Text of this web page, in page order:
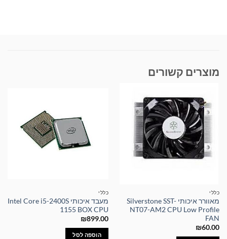
מוצרים קשורים
כללי
מאוורר איכותי Silverstone SST-
NT07-AM2 CPU Low Profile
FAN
₪60.00
כללי
מעבד איכותי Intel Core i5-2400S
1155 BOX CPU
₪899.00
הוספה לסל